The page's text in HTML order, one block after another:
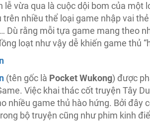
lễ vừa qua là cuộc dội bom của một
trên nhiều thể loại game nhập vai
Dù rằng mỗi tựa game mang theo
loạt như vậy dễ khiến game thủ
(tên gốc là Pocket Wukong) được
Việc khai thác cốt truyện Tây
nhiều game thủ hào hứng. Bởi đây
bộ truyện cũng như phim kinh